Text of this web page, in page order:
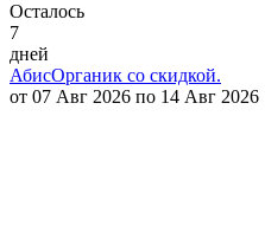
Осталось
7
дней
АбисОрганик со скидкой.
от 07 Авг 2026 по 14 Авг 2026